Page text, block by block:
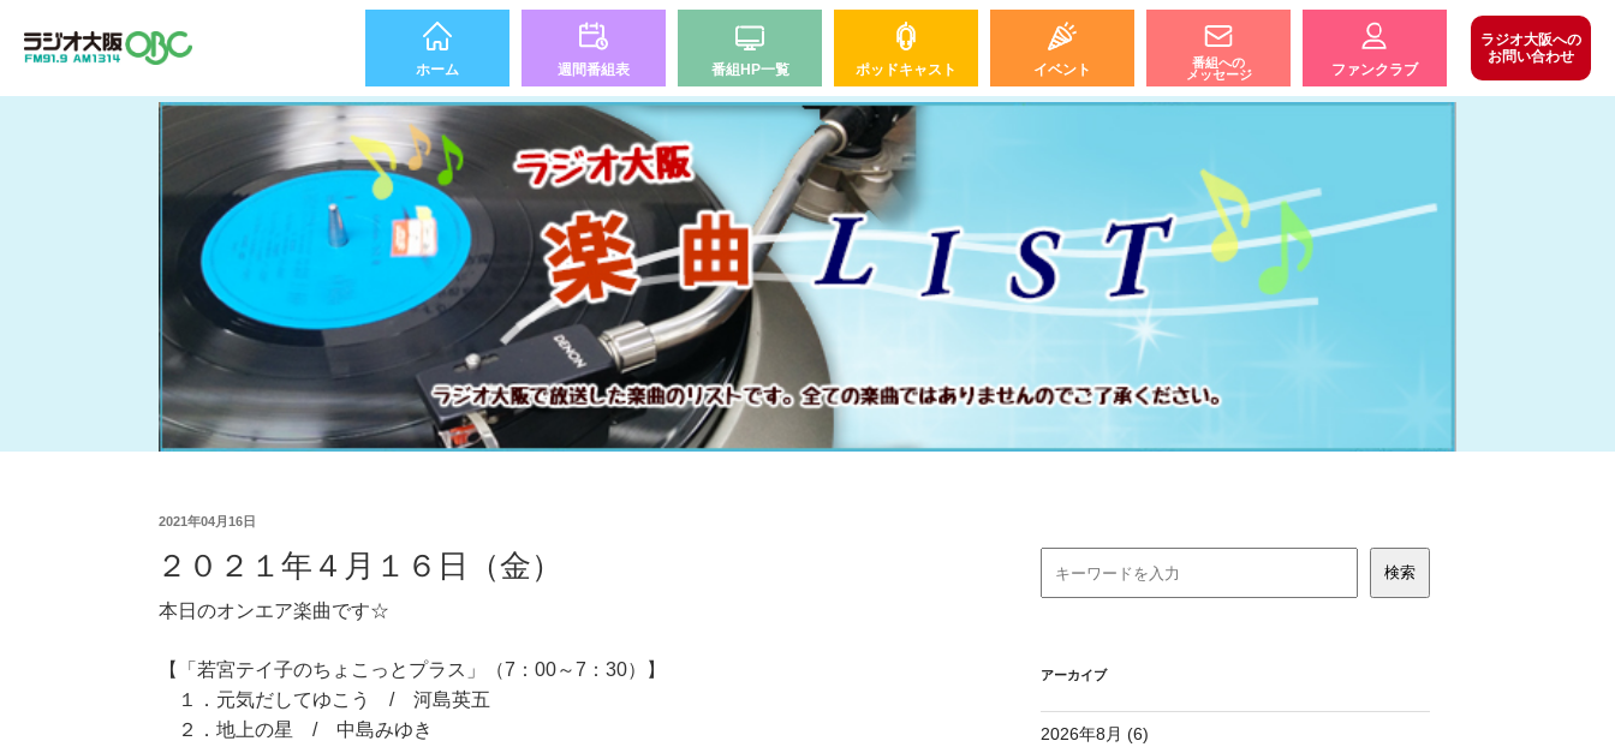
ホーム 週間番組表 番組HP一覧 ポッドキャスト イベント
番組への
メッセージ
ファンクラブ
ラジオ大阪への
お問い合わせ
2021年04月16日
２０２１年４月１６日（金）
本日のオンエア楽曲です☆
【「若宮テイ子のちょこっとプラス」（7：00～7：30）】
１．元気だしてゆこう / 河島英五
２．地上の星 / 中島みゆき
アーカイブ
2026年8月 (6)